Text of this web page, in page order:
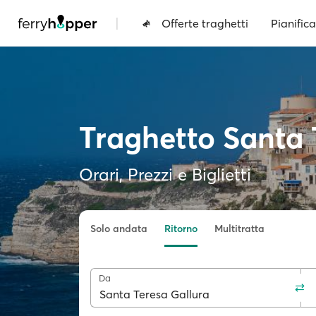
| Offerte traghetti Pianifica
Traghetto Santa
Orari, Prezzi e Biglietti
Solo andata Ritorno Multitratta
Da